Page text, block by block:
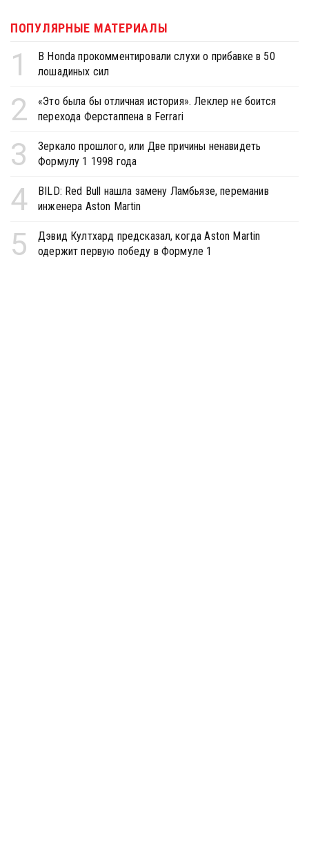
ПОПУЛЯРНЫЕ МАТЕРИАЛЫ
1
В Honda прокомментировали слухи о прибавке в 50
лошадиных сил
2
«Это была бы отличная история». Леклер не боится
перехода Ферстаппена в Ferrari
3
Зеркало прошлого, или Две причины ненавидеть
Формулу 1 1998 года
4
BILD: Red Bull нашла замену Ламбьязе, переманив
инженера Aston Martin
5
Дэвид Култхард предсказал, когда Aston Martin
одержит первую победу в Формуле 1